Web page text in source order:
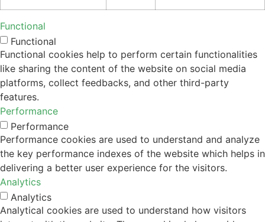
Functional
Functional
Functional cookies help to perform certain functionalities
like sharing the content of the website on social media
platforms, collect feedbacks, and other third-party
features.
Performance
Performance
Performance cookies are used to understand and analyze
the key performance indexes of the website which helps in
delivering a better user experience for the visitors.
Analytics
Analytics
Analytical cookies are used to understand how visitors